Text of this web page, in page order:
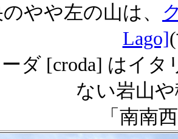
やや左の山は、
Lago]
ダ [croda] はイ
ない岩山
「南南